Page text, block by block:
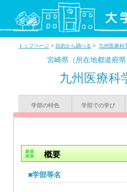
トップページ > 目的から調べる > 九州医療科
宮崎県（所在地都道府
九州医療科
学部の特色 学部での学び
概要
■学部等名